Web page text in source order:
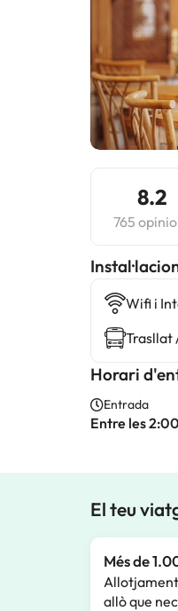
8.2
765
Wifi i
Trasllat
Horari
Entrada
Entre les
El teu
Més de
allò que